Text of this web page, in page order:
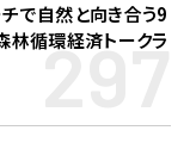
で自然と向き合う9
林循環経済トークラ
297